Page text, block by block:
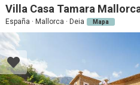
Villa Casa Tamara
España · Mallorca · Deia Mapa